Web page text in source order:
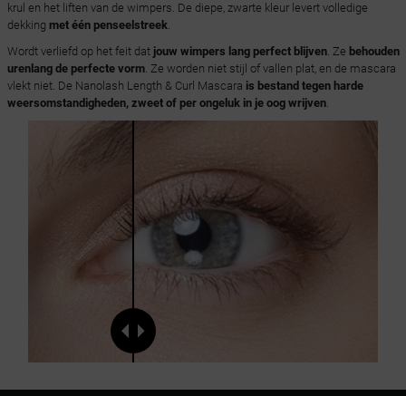
krul en het liften van de wimpers. De diepe, zwarte kleur levert volledige
dekking met één penseelstreek.
Wordt verliefd op het feit dat jouw wimpers lang perfect blijven. Ze behouden
urenlang de perfecte vorm. Ze worden niet stijl of vallen plat, en de mascara
vlekt niet. De Nanolash Length & Curl Mascara is bestand tegen harde
weersomstandigheden, zweet of per ongeluk in je oog wrijven.